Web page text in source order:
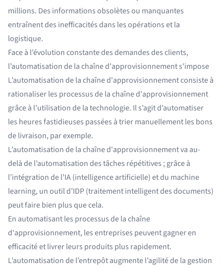
millions. Des informations obsolètes ou manquantes
entraînent des inefficacités dans les opérations et la
logistique.
Face à l’évolution constante des demandes des clients,
l’automatisation de la chaîne d'approvisionnement s'impose
L’automatisation de la chaîne d'approvisionnement consiste à
rationaliser les processus de la chaîne d'approvisionnement
grâce à l’utilisation de la technologie. Il s’agit d’automatiser
les heures fastidieuses passées à trier manuellement les bons
de livraison, par exemple.
L’automatisation de la chaîne d'approvisionnement va au-
delà de l’automatisation des tâches répétitives ; grâce à
l’intégration de l’IA (intelligence artificielle) et du machine
learning, un outil d’IDP (traitement intelligent des documents)
peut faire bien plus que cela.
En automatisant les processus de la chaîne
d'approvisionnement, les entreprises peuvent gagner en
efficacité et livrer leurs produits plus rapidement.
L’automatisation de l’entrepôtaugmente l’agilité de la gestion